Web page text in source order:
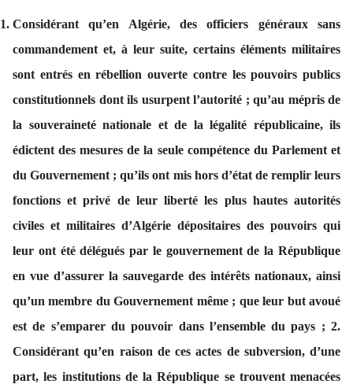
Considérant qu’en Algérie, des officiers généraux sans
commandement et, à leur suite, certains éléments militaires
sont entrés en rébellion ouverte contre les pouvoirs publics
constitutionnels dont ils usurpent l’autorité ; qu’au mépris de
la souveraineté nationale et de la légalité républicaine, ils
édictent des mesures de la seule compétence du Parlement et
du Gouvernement ; qu’ils ont mis hors d’état de remplir leurs
fonctions et privé de leur liberté les plus hautes autorités
civiles et militaires d’Algérie dépositaires des pouvoirs qui
leur ont été délégués par le gouvernement de la République
en vue d’assurer la sauvegarde des intérêts nationaux, ainsi
qu’un membre du Gouvernement même ; que leur but avoué
est de s’emparer du pouvoir dans l’ensemble du pays ; 2.
Considérant qu’en raison de ces actes de subversion, d’une
part, les institutions de la République se trouvent menacées